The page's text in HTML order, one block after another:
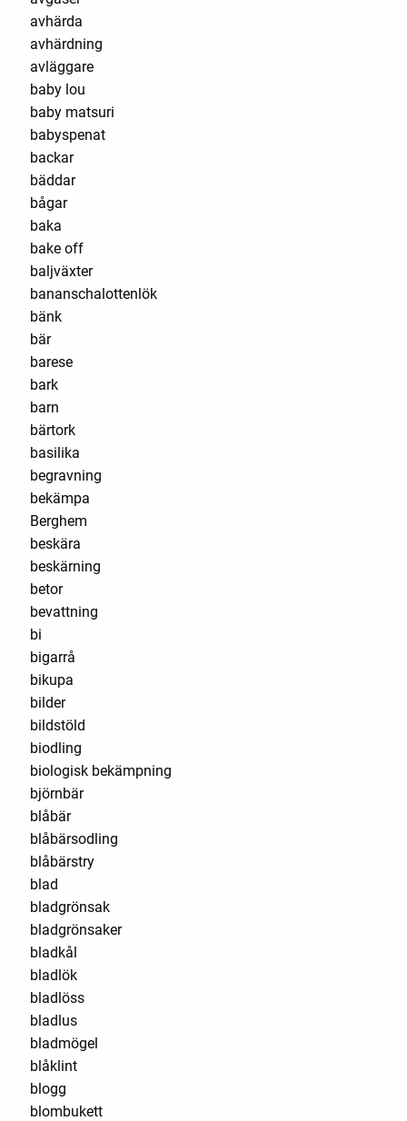
avhärda
avhärdning
avläggare
baby lou
baby matsuri
babyspenat
backar
bäddar
bågar
baka
bake off
baljväxter
bananschalottenlök
bänk
bär
barese
bark
barn
bärtork
basilika
begravning
bekämpa
Berghem
beskära
beskärning
betor
bevattning
bi
bigarrå
bikupa
bilder
bildstöld
biodling
biologisk bekämpning
björnbär
blåbär
blåbärsodling
blåbärstry
blad
bladgrönsak
bladgrönsaker
bladkål
bladlök
bladlöss
bladlus
bladmögel
blåklint
blogg
blombukett